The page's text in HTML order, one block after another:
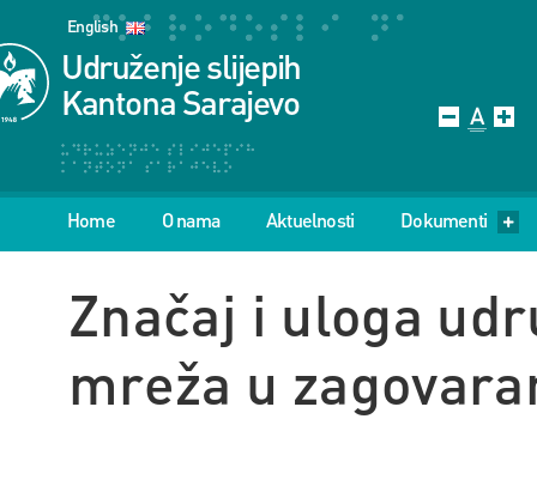
English
Udruženje slijepih
Kantona Sarajevo
Home O nama Aktuelnosti Dokumenti
Značaj i uloga
mreža u